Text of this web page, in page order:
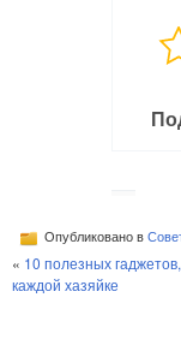
Опубликовано в
« 10 полезных
каждой хазяйке